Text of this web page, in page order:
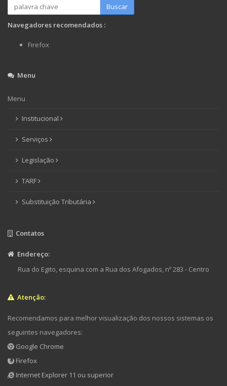
Buscar
Navegadores recomendados :
Firefox
Menu
Menu
Institucional
Serviços
Legislação
TARF
Substituição Tributária
Contatos
Endereço:
Rua do Egito, esquina com a Rua dos Afogados, nº 283 - Centro
Atenção:
Recomendamos para melhor visualização dos nossos sistemas os
seguintes navegadores:
Google Chrome
Firefox
Internet Explorer 11 ou superior